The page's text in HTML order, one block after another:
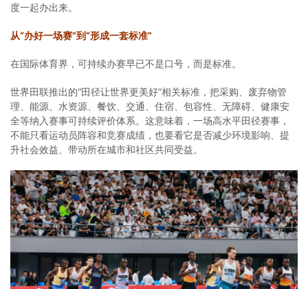
度一起办出来。
从“办好一场赛”到“形成一套标准”
在国际体育界，可持续办赛早已不是口号，而是标准。
世界田联推出的“田径让世界更美好”相关标准，把采购、废弃物管
理、能源、水资源、餐饮、交通、住宿、包容性、无障碍、健康安
全等纳入赛事可持续评价体系。这意味着，一场高水平田径赛事，
不能只看运动员阵容和竞赛成绩，也要看它是否减少环境影响、提
升社会效益、带动所在城市和社区共同受益。